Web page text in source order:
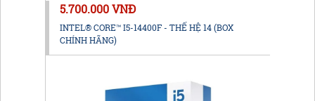
5.700.000 VNĐ
INTEL® CORE™ I5-14400F - THẾ HỆ 14 (BOX
CHÍNH HÃNG)